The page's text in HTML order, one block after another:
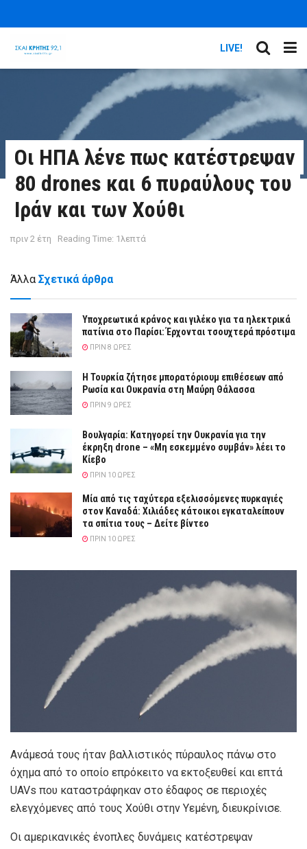
LIVE!
Οι ΗΠΑ λένε πως κατέστρεψαν
80 drones και 6 πυραύλους του
Ιράν και των Χούθι
πριν 2 έτη Reading Time: 1λεπτά
Άλλα Σχετικά άρθρα
Υποχρεωτικά κράνος και γιλέκο για τα ηλεκτρικά
πατίνια στο Παρίσι: Έρχονται τσουχτερά πρόστιμα
ΠΡΙΝ 8 ΏΡΕΣ
Η Τουρκία ζήτησε μπορατόριουμ επιθέσεων από
Ρωσία και Ουκρανία στη Μαύρη Θάλασσα
ΠΡΙΝ 9 ΏΡΕΣ
Βουλγαρία: Κατηγορεί την Ουκρανία για την
έκρηξη drone – «Μη εσκεμμένο συμβάν» λέει το
Κίεβο
ΠΡΙΝ 10 ΏΡΕΣ
Μία από τις ταχύτερα εξελισσόμενες πυρκαγιές
στον Καναδά: Χιλιάδες κάτοικοι εγκαταλείπουν
τα σπίτια τους – Δείτε βίντεο
ΠΡΙΝ 10 ΏΡΕΣ
Ανάμεσά τους ήταν βαλλιστικός πύραυλος πάνω στο
όχημα από το οποίο επρόκειτο να εκτοξευθεί και επτά
UAVs που καταστράφηκαν στο έδαφος σε περιοχές
ελεγχόμενες από τους Χούθι στην Υεμένη, διευκρίνισε.
Οι αμερικανικές ένοπλες δυνάμεις κατέστρεψαν